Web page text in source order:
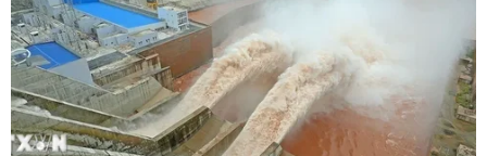
Sở hữu trí tuệ
RSS
Hỗ trợ
Ngôn ngữ
TTXVN
Dịch vụ tin
Quảng cáo